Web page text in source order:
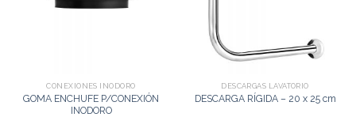
CONEXIONES INODORO
GOMA ENCHUFE P/CONEXIÓN
INODORO
DESCARGAS LAVATORIO
DESCARGA RÍGIDA – 20 x 25 cm